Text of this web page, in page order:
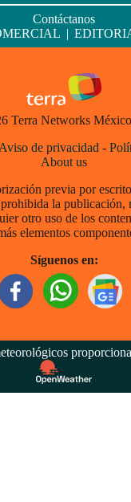
Contáctanos
|
Terra Networks
Aviso de privacidad -
About us
previa por
la publicación,
otro uso de los
elementos
Síguenos en: